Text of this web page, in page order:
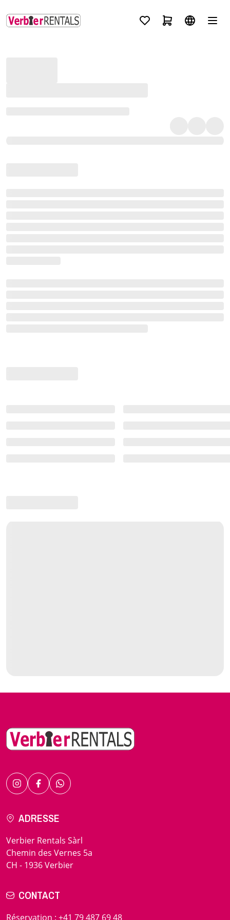
ADRESSE
Verbier Rentals Sàrl
Chemin des Vernes 5a
CH - 1936 Verbier
CONTACT
Réservation : +41 79 487 69 48